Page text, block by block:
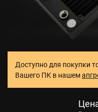
Доступно для покупки
Вашего ПК в нашем